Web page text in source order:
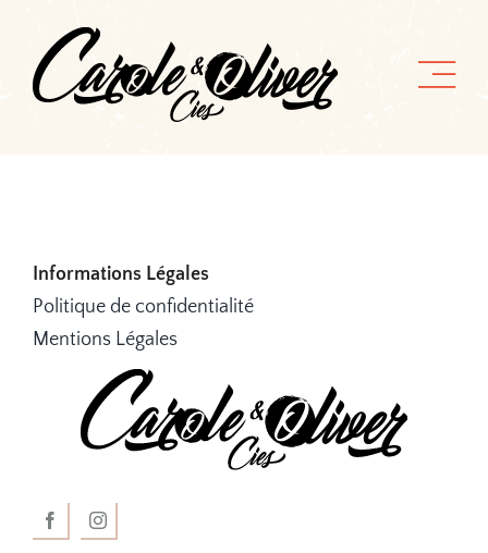
contenu
Informations Légales
Politique de confidentialité
Mentions Légales